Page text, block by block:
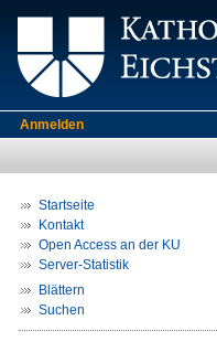
Anmelden
Startseite
Kontakt
Open Access an der KU
Server-Statistik
Blättern
Suchen